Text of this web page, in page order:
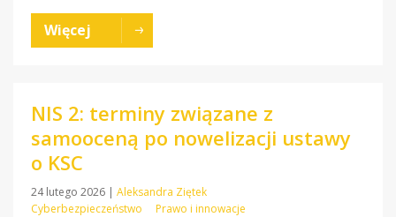
Więcej
NIS 2: terminy związane z
samooceną po nowelizacji ustawy
o KSC
24 lutego 2026 | Aleksandra Ziętek
Cyberbezpieczeństwo
Prawo i innowacje